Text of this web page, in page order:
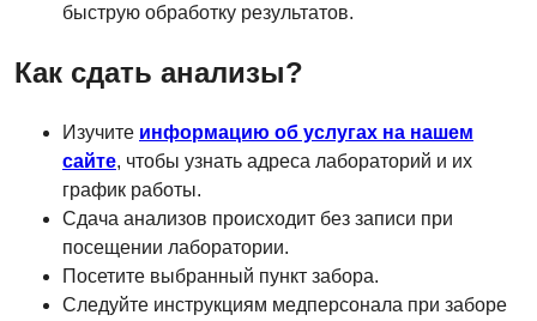
быструю обработку результатов.
Как сдать анализы?
Изучите информацию об услугах на нашем
сайте, чтобы узнать адреса лабораторий и их
график работы.
Сдача анализов происходит без записи при
посещении лаборатории.
Посетите выбранный пункт забора.
Следуйте инструкциям медперсонала при заборе